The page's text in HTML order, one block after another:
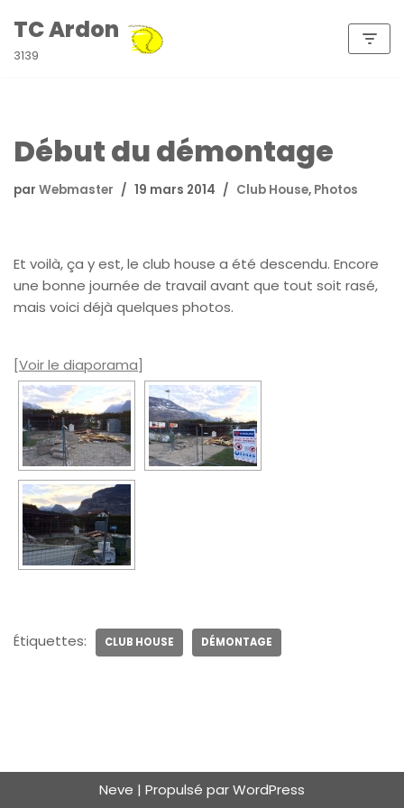
Aller
TC Ardon
3139
Début du démontage
par Webmaster 19 mars 2014 Club House, Photos
Et voilà, ça y est, le club house a été descendu. Encore
une bonne journée de travail avant que tout soit rasé,
mais voici déjà quelques photos.
[Voir le diaporama]
Étiquettes: CLUB HOUSE DÉMONTAGE
Neve | Propulsé parWordPress